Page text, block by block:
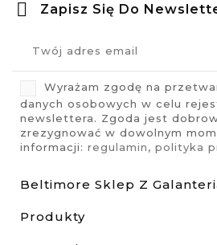
Zapisz Się Do
Wyrażam zgodę na
danych osobowych w celu
newslettera. Zgoda jest
zrezygnować w dowolnym
informacji: regulamin, polityka
Beltimore Sklep Z
Produkty